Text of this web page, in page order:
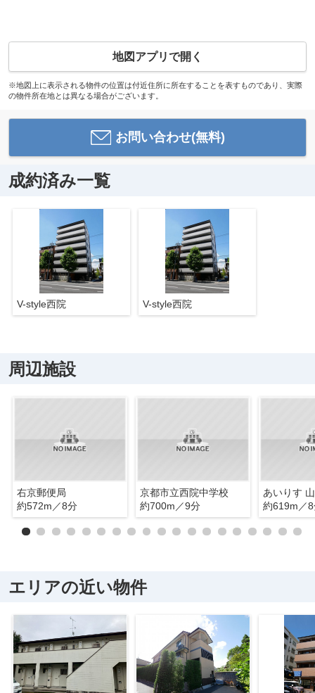
地図アプリで開く
※地図上に表示される物件の位置は付近住所に所在することを表すものであり、実際
の物件所在地とは異なる場合がございます。
お問い合わせ(無料)
成約済み一覧
V-style西院 V-style西院
周辺施設
右京郵便局
約572m／8分
京都市立西院中学校
約700m／9分
あいりす
約619m／
エリアの近い物件